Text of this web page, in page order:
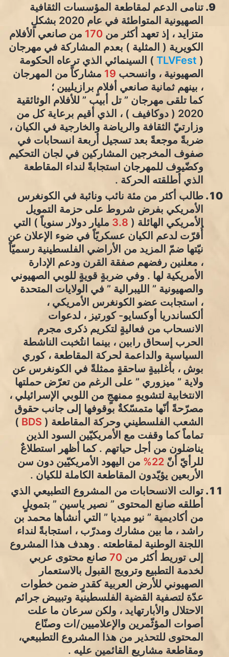
تنامى الدعم لمقاطعة المؤسسات الثقافية
الصهيونية المتواطئة في عام 2020 بشكلٍ
متزايد ، إذ تعهد أكثر من 170 من صانعي الأفلام
الكويرية ( المثلية ) بعدم المشاركة في مهرجان
(
TLVFest ) السينمائي الذي ترعاه الحكومة
الصهيونية ، وانسحب 19 مشاركاً من المهرجان
، بينهم ثمانية صانعي أفلامٍ برازيليين ؛
كما تلقى مهرجان ” تل أبيب ” للأفلام الوثائقية
2020 ( دوكافيف ) ، الذي أقيم برعاية كل من
وزارتيّ الثقافة والرياضة والخارجية في الكيان ،
ضربةً موجعةً بعد تسجيل أربعة انسحابات في
صفوف المخرجين المشاركين في لجان التحكيم
وكضّيوف للمهرجان استجابةً لنداء المقاطعة
الذي أطلقته الحركة .
طالب أكثر من مئة نائب ونائبة في الكونغرس
الأمريكي بفرض شروط على حزمة التمويل
الأمريكي الهائلة ( 3.8 مليار دولار سنوياً ) التي
أُقرّت لدعم الكيان عسكريًاً في ضوء الإعلان عن
نيّتها ضمّ المزيد من الأراضي الفلسطينية رسميّاً
، معلنين رفضهم صفقة القرن ودعم الإدارة
الأمريكية لها . وفي ضربةٍ قويةٍ للوبي الصهيوني
والصهيونية ” الليبرالية ” في الولايات المتحدة
، استجابت عضو الكونغرس الأمريكي ،
ألكساندريا أوكسايو- كورتيز ، لدعوات
الانسحاب من فعاليةٍ لتكريم ذكرى مجرم
الحرب إسحاق رابين ، بينما انتُخبت الناشطة
السياسية والداعمة لحركة المقاطعة ، كوري
بوش ، بأغلبيةٍ ساحقةٍ ممثلةً في الكونغرس عن
ولاية ” ميزوري ” على الرغم من تعرّض حملتها
الانتخابية لتشويهٍ ممنهجٍ من اللوبي الإسرائيلي ،
مصرّحةً أنّها متمسّكةٌ بوقوفها إلى جانب حقوق
الشعب الفلسطيني وحركة المقاطعة ( BDS
)
تماماً كما وقفت مع الأمريكيّين السود الذين
يناضلون من أجل حياتهم . كما أظهر استطلاعٌ
للرأيّ أنّ 22%
من اليهود الأمريكيّين دون سن
الأربعين يؤيّدون المقاطعة الكاملة للكيان .
توالت الانسحابات من المشروع التطبيعي الذي
أطلقه صانع المحتوى ” نصير ياسين ” بتمويلٍ
من أكاديمية ” نيو ميديا ” التي أنشأها محمد بن
راشد ، ما بين مشارك ومدرّب ، استجابةً لنداء
اللجنة الوطنية لمقاطعته . وهدف هذا المشروع
إلى توريط أكثر من 70 صانع محتوى عربي
لخدمة التطبيع وترويج القبول بالاستعمار
الصهيوني للأرض العربية كقدرٍ ضمن خطوات
عدّة لتصفية القضية الفلسطينية وتبييض جرائم
الاحتلال والأبارتهايد ، ولكن سرعان ما علت
أصوات المؤثّمرين والإعلاميين/ات وصنّاع
المحتوى للتحذير من هذا المشروع التطبيعي،
ومقاطعة مشاريع القائمين عليه .